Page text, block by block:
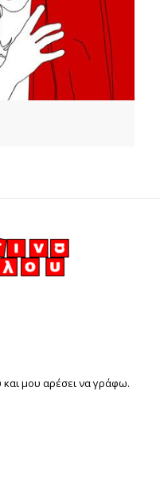
μου αρέσει να γράφω.